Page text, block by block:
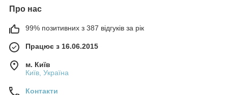
Про нас
99% позитивних з 387 відгуків за рік
Працює з 16.06.2015
м. Київ
Київ, Україна
Контакти